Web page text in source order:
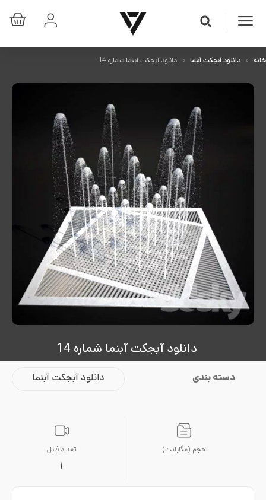
خانه دانلود آبجکت آبنما دانلود آبجکت آبنما شماره 14
دانلود آبجکت آبنما شماره 14
دسته بندی دانلود آبجکت آبنما
حجم (مگابایت) تعداد فایل
1